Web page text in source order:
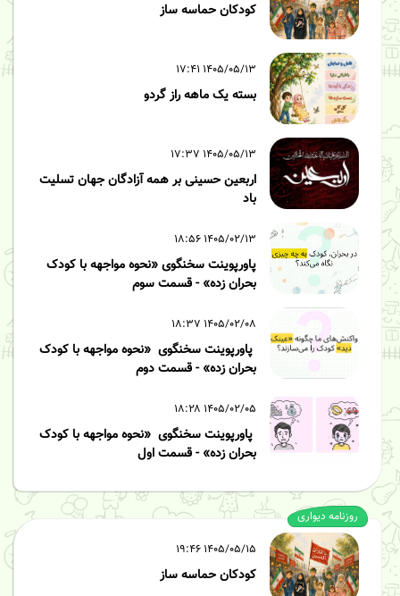
کودکان حماسه ساز
۱۴۰۵/۰۵/۱۳ ۱۷:۴۱
بسته یک ماهه راز گردو
۱۴۰۵/۰۵/۱۳ ۱۷:۳۷
اربعین حسینی بر همه آزادگان جهان تسلیت
باد
۱۴۰۵/۰۲/۱۳ ۱۸:۵۶
پاورپوینت سخنگوی «نحوه مواجهه با کودک
بحران زده» - قسمت سوم
۱۴۰۵/۰۲/۰۸ ۱۸:۳۷
پاورپوینت سخنگوی «نحوه مواجهه با کودک
بحران زده» - قسمت دوم
۱۴۰۵/۰۲/۰۵ ۱۸:۲۸
پاورپوینت سخنگوی «نحوه مواجهه با کودک
بحران زده» - قسمت اول
روزنامه دیواری
۱۴۰۵/۰۵/۱۵ ۱۹:۴۶
کودکان حماسه ساز